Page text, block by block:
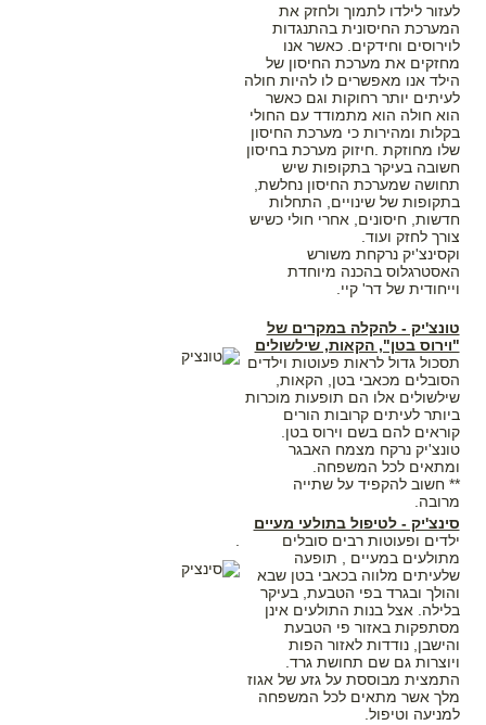
לעזור לילדו לתמוך ולחזק את
המערכת החיסונית בהתנגדות
לוירוסים וחידקים. כאשר אנו
מחזקים את מערכת החיסון של
הילד אנו מאפשרים לו להיות חולה
לעיתים יותר רחוקות וגם כאשר
הוא חולה הוא מתמודד עם החולי
בקלות ומהירות כי מערכת החיסון
שלו מחוזקת .חיזוק מערכת בחיסון
חשובה בעיקר בתקופות שיש
תחושה שמערכת החיסון נחלשת,
בתקופות של שינויים, התחלות
חדשות, חיסונים, אחרי חולי כשיש
צורך לחזק ועוד.
וקסינצ'יק נרקחת משורש
האסטרגלוס בהכנה מיוחדת
וייחודית של דר' קיי.
טונצ'יק - להקלה במקרים של
"וירוס בטן", הקאות, שילשולים
תסכול גדול לראות פעוטות וילדים
הסובלים מכאבי בטן, הקאות,
שילשולים אלו הם תופעות מוכרות
ביותר לעיתים קרובות הורים
קוראים להם בשם וירוס בטן.
טונצ'יק נרקח מצמח האבגר
ומתאים לכל המשפחה.
** חשוב להקפיד על שתייה
מרובה.
סינצ'יק - לטיפול בתולעי מעיים
ילדים ופעוטות רבים סובלים
מתולעים במעיים , תופעה
שלעיתים מלווה בכאבי בטן שבא
והולך ובגרד בפי הטבעת, בעיקר
בלילה. אצל בנות התולעים אינן
מסתפקות באזור פי הטבעת
והישבן, נודדות לאזור הפות
ויוצרות גם שם תחושת גרד.
התמצית מבוססת על גזע של אגוז
מלך אשר מתאים לכל המשפחה
למניעה וטיפול.
.